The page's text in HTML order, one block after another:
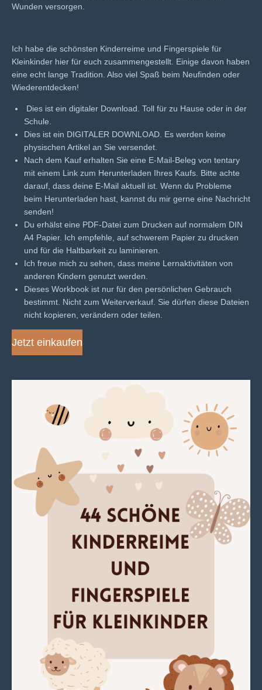
Wunden versorgen.
Ich habe die schönsten Kinderreime und Fingerspiele für
Kleinkinder hier für euch zusammengestellt. Einige davon haben
eine echt lange Tradition. Also viel Spaß beim Neufinden oder
Wiederentdecken!
Dies ist ein digitaler Download. Toll für zu Hause oder in der
Schule.
Dies ist ein DIGITALER DOWNLOAD. Es werden keine
physischen Artikel an Sie versendet.
Nach dem Kauf erhalten Sie eine E-Mail-Beleg von tentary
mit einem Link zum Herunterladen Ihres Kaufs. Bitte achte
darauf, dass deine E-Mail aktuell ist. Wenn du Probleme
beim Herunterladen hast, kannst du mir gerne eine Nachricht
senden!
Du erhälst eine PDF-Datei zum Drucken auf normalem DIN
A4 Papier. Ich empfehle, auf schwerem Papier zu drucken
und für die Haltbarkeit zu laminieren.
Ich freue mich zu sehen, dass meine Lernaktivitäten von
anderen Kindern genutzt werden.
Dieses Workbook ist nur für den persönlichen Gebrauch
bestimmt. Nicht zum Weiterverkauf. Sie dürfen diese Dateien
nicht kopieren, verändern oder teilen.
Jetzt einkaufen